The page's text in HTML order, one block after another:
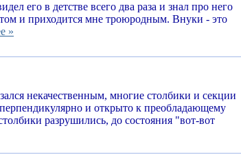
его в детстве всего два раза и знал про него
и приходится мне троюродным. Внуки - это
»
некачественным, многие столбики и секции
и открыто к преобладающему
разрушились, до состояния "вот-вот